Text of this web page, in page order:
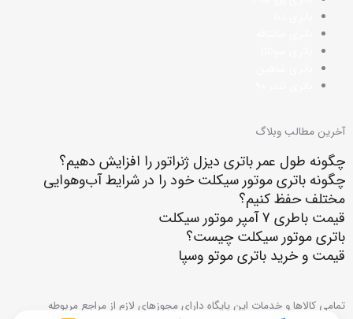
آخرین مطالب وبلاگ
چگونه طول عمر باتری دیزل ژنراتور را افزایش دهیم؟
چگونه باتری موتور سیکلت خود را در شرایط آب‌وهوایی
مختلف حفظ کنیم؟
قیمت باطری 7 آمپر موتور سیکلت
باتری موتور سیکلت چیست؟
قیمت و خرید باتری موتو وسپا
تمامي كالاها و خدمات اين پایگاه دارای مجوزهاي لازم از مراجع مربوطه